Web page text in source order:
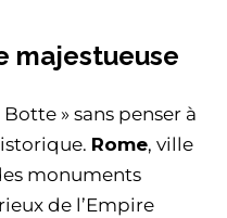
majestueuse
» sans penser à
Rome, ville
monuments
de l’Empire